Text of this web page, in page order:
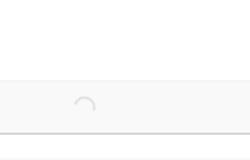
Loading...